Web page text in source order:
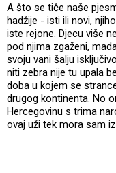
A što se tiče naše
hadžije - isti ili novi,
iste rejone. Djecu više
pod njima zgaženi,
svoju vani šalju
niti zebra nije tu upala
doba u kojem se
drugog kontinenta. No
Hercegovinu s trima
ovaj uži tek mora sam